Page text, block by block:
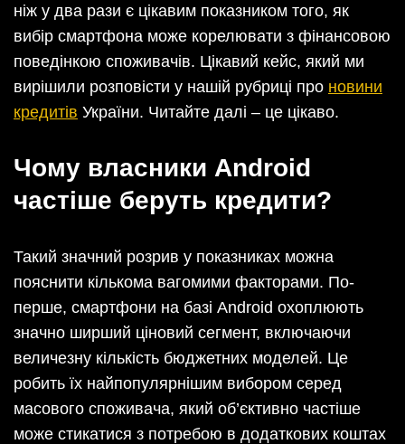
ніж у два рази є цікавим показником того, як
вибір смартфона може корелювати з фінансовою
поведінкою споживачів. Цікавий кейс, який ми
вирішили розповісти у нашій рубриці про новини
кредитів України. Читайте далі – це цікаво.
Чому власники Android
частіше беруть кредити?
Такий значний розрив у показниках можна
пояснити кількома вагомими факторами. По-
перше, смартфони на базі Android охоплюють
значно ширший ціновий сегмент, включаючи
величезну кількість бюджетних моделей. Це
робить їх найпопулярнішим вибором серед
масового споживача, який об’єктивно частіше
може стикатися з потребою в додаткових коштах